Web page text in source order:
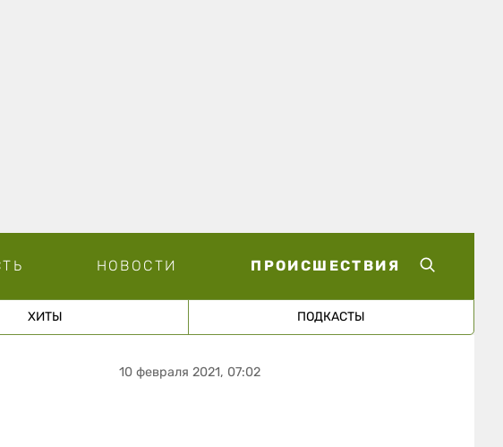
НОВОСТИ ПРОИСШЕСТВИЯ
ХИТЫ ПОДКАСТЫ
10 февраля 2021, 07:02